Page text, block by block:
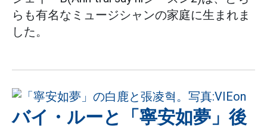
らも有名なミュージシャンの家庭に生まれま
した。
バイ・ルーと「寧安如夢」後